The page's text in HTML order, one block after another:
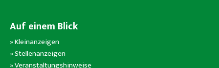
Auf einem Blick
»Kleinanzeigen
»Stellenanzeigen
»Veranstaltungshinweise